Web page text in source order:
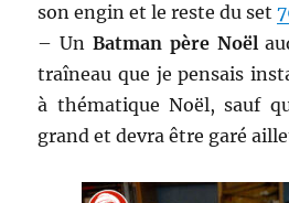
son engin et le reste du set
– Un Batman père Noël
traîneau que je pensais
à thématique Noël, sauf
grand et devra être garé